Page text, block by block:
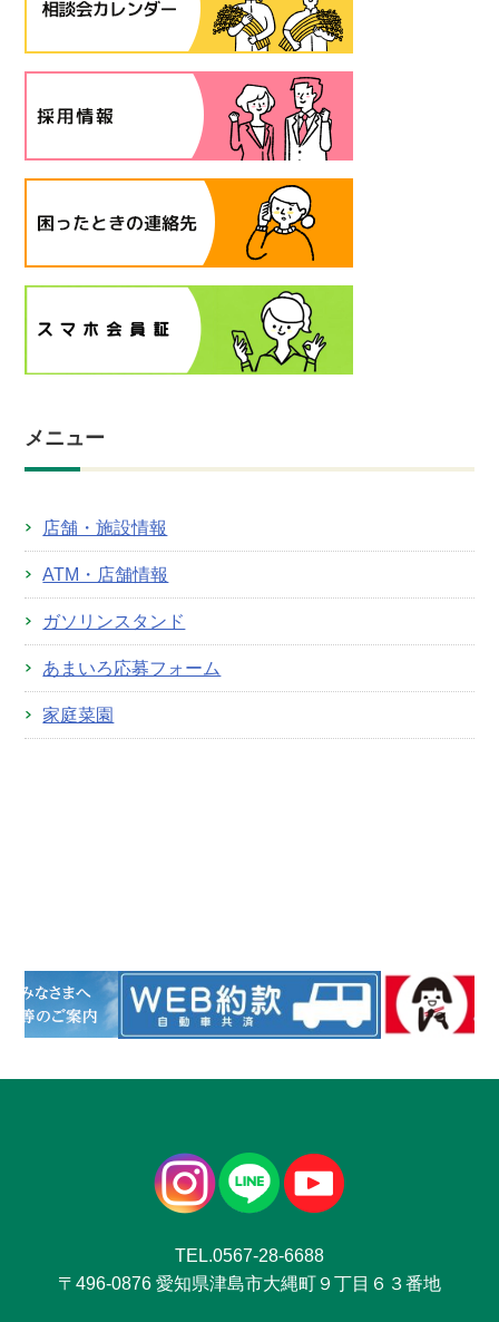
メニュー
店舗・施設情報
ATM・店舗情報
ガソリンスタンド
あまいろ応募フォーム
家庭菜園
TEL.0567-28-6688
〒496-0876 愛知県津島市大縄町９丁目６３番地